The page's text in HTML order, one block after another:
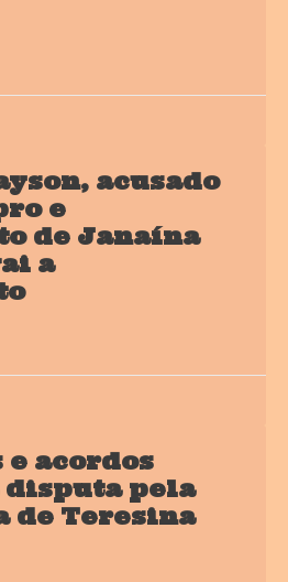
acusado
e
de Janaína
a
e acordos
disputa pela
de Teresina